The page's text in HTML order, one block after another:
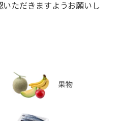
ただきますようお願いし